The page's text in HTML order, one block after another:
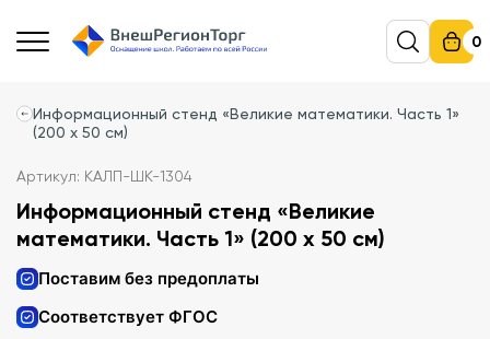
0
Информационный стенд «Великие математики. Часть 1»
(200 х 50 см)
Артикул: КАЛП-ШК-1304
Информационный стенд «Великие
математики. Часть 1» (200 х 50 см)
Поставим без предоплаты
Соответствует ФГОС